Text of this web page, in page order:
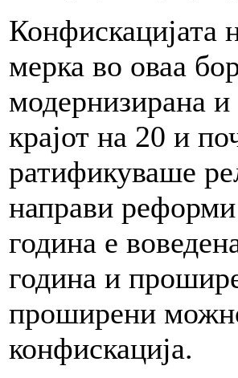
Конфискацијата
мерка во оваа
модернизирана и
крајот на 20 и
ратификуваше
направи
година е
година и
проширени
конфискација.